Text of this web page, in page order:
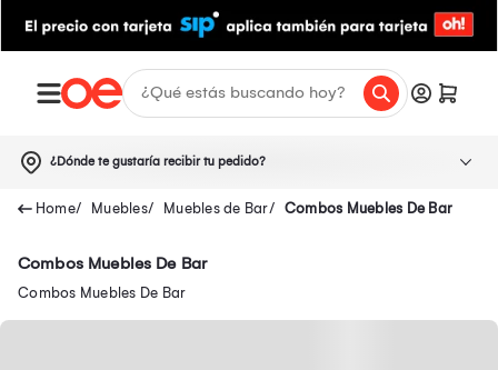
¿Dónde te gustaría recibir tu pedido?
Muebles Muebles de Bar Combos Muebles De Bar
Combos Muebles De Bar
Combos Muebles De Bar